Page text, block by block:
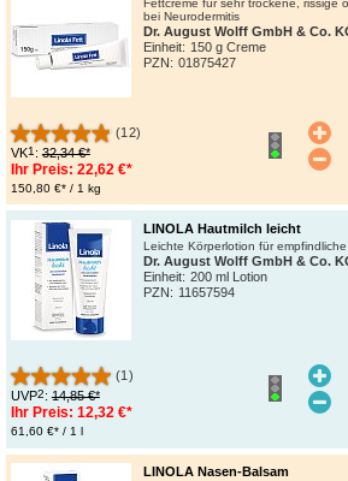
Fettcreme für sehr trockene, rissige
bei Neurodermitis
Dr. August Wolff GmbH & Co.
Einheit: 150 g Creme
PZN: 01875427
(12)
VK1 : 32,34 €*
Ihr Preis: 22,62 €*
150,80 €* / 1 kg
LINOLA Hautmilch leicht
Leichte Körperlotion für
Dr. August Wolff GmbH & Co.
Einheit: 200 ml Lotion
PZN: 11657594
(1)
UVP2: 14,85 €*
Ihr Preis: 12,32 €*
61,60 €* / 1 l
LINOLA Nasen-Balsam